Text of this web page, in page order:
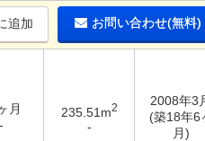
追加 お問い合わせ(無料)
月
235.51m2
-
2008年3
(築18年6
月)